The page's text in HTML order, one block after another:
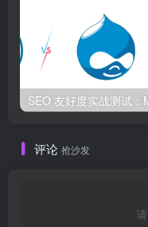
评论 抢沙发